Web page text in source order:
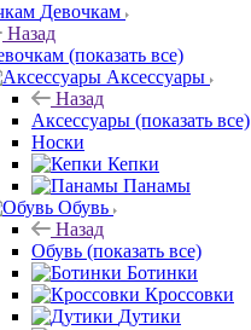
Девочкам
Назад
(показать все)
Аксессуары
Назад
Аксессуары (показать все)
Носки
Кепки
Панамы
Обувь
Назад
Обувь (показать все)
Ботинки
Кроссовки
Дутики